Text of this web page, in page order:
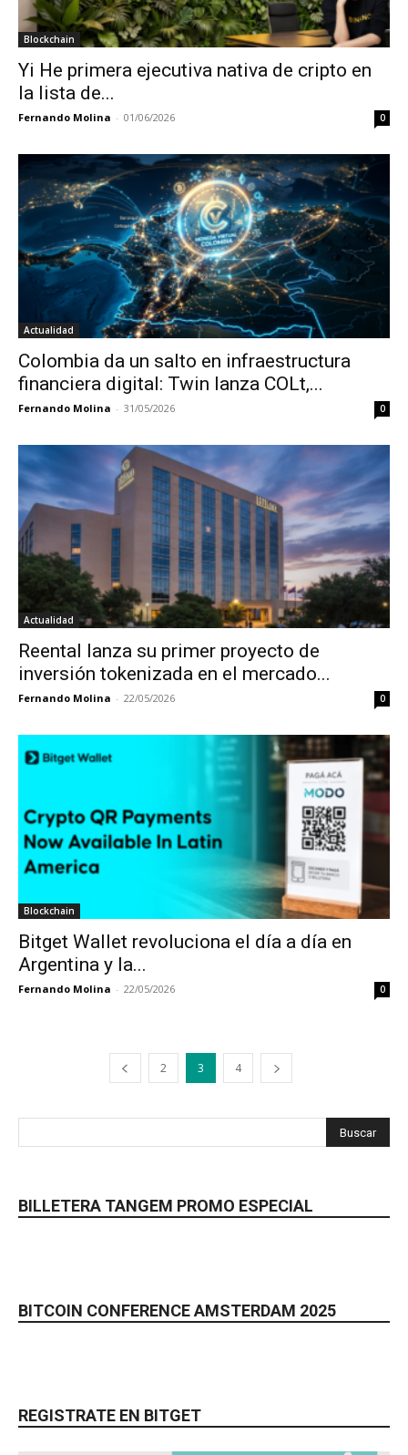
Blockchain
Yi He primera ejecutiva nativa de cripto en
la lista de...
Fernando Molina - 01/06/2026 0
Actualidad
Colombia da un salto en infraestructura
financiera digital: Twin lanza COLt,...
Fernando Molina - 31/05/2026 0
Actualidad
Reental lanza su primer proyecto de
inversión tokenizada en el mercado...
Fernando Molina - 22/05/2026 0
Blockchain
Bitget Wallet revoluciona el día a día en
Argentina y la...
Fernando Molina - 22/05/2026 0
2 3 4
BILLETERA TANGEM PROMO ESPECIAL
BITCOIN CONFERENCE AMSTERDAM 2025
REGISTRATE EN BITGET